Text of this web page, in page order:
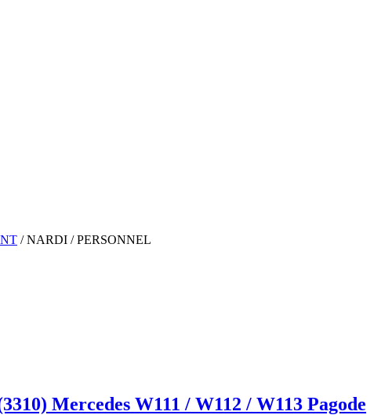
/ NARDI / PERSONNEL
Mercedes W111 / W112 / W113 Pagode